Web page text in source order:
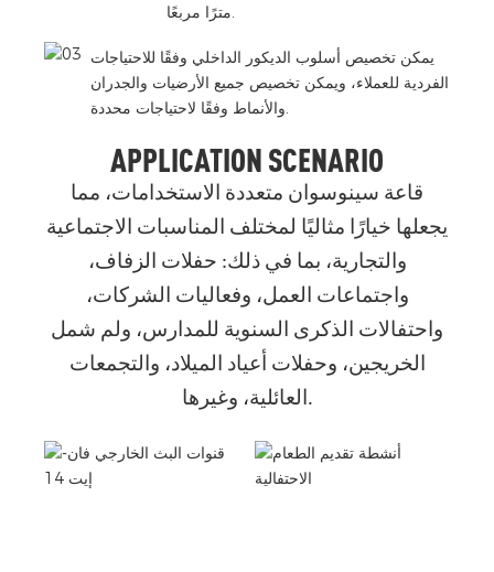
مترًا مربعًا.
يمكن تخصيص أسلوب الديكور الداخلي وفقًا للاحتياجات
الفردية للعملاء، ويمكن تخصيص جميع الأرضيات والجدران
APPLICATION SCENARIO
قاعة سينوسوان متعددة الاستخدامات، مما
يجعلها خيارًا مثاليًا لمختلف المناسبات الاجتماعية
والتجارية، بما في ذلك: حفلات الزفاف،
واجتماعات العمل، وفعاليات الشركات،
واحتفالات الذكرى السنوية للمدارس، ولم شمل
الخريجين، وحفلات أعياد الميلاد، والتجمعات
العائلية، وغيرها.